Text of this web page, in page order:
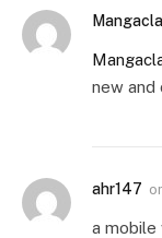
new and
ahr147
a mobile